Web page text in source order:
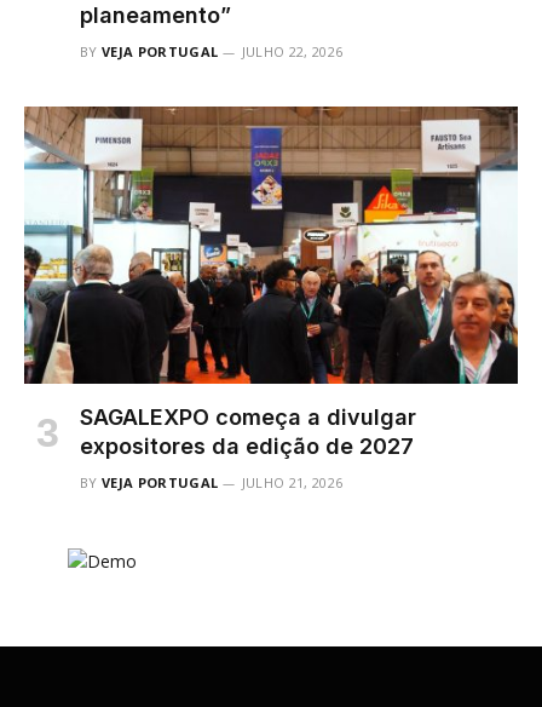
planeamento”
BY VEJA PORTUGAL JULHO 22, 2026
SAGALEXPO começa a divulgar
expositores da edição de 2027
BY VEJA PORTUGAL JULHO 21, 2026